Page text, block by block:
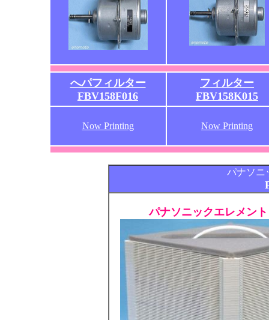
へパフィルター
FBV158F016
フィルター
FBV158K015
Now Printing Now Printing
パナソ
パナソニックエレメン